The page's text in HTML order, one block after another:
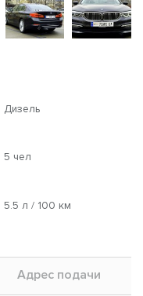
Дизель
5 чел
5.5 л / 100 км
Адрес подачи